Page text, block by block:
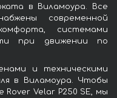
в Виламоура. Все
современной
системами
при движении по
и техническими
в Виламоура. Чтобы
Rover Velar P250 SE, мы